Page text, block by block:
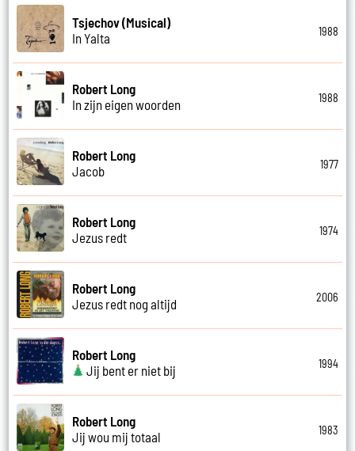
Tsjechov (Musical)
In Yalta
1988
Robert Long
In zijn eigen woorden
1988
Robert Long
Jacob
1977
Robert Long
Jezus redt
1974
Robert Long
Jezus redt nog altijd
2006
Robert Long
Jij bent er niet bij
1994
Robert Long
Jij wou mij totaal
1983